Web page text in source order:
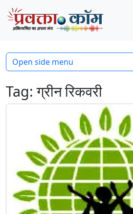
Skip to content
Skip to footer
Tag:ग्रीन रिकवरी
Open side menu